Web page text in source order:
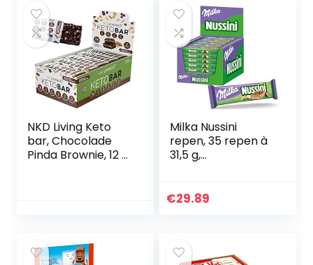
NKD Living Keto
bar, Chocolade
Pinda Brownie, 12 x
Milka Nussini
repen, 35 repen à
31,5 g,
chocoladecoating
€29.89